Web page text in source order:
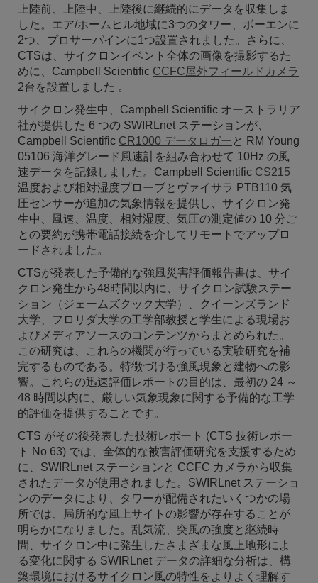
上陸前、上陸中、上陸後に継続的にデータを収集しま
した。エア/ホームヒル地域に3つのタワー、ボーエンに
2つ、プロサーパインに1つ設置されました。さらに、
CTSは、サイクロンイベント全体の画像を撮影するた
めに、Campbell Scientific CCFC屋外フィールドカメラ
2台を設置しました 。
サイクロン発生中、Campbell Scientific オーストラリア
社が提供した 6 つの SWIRLnet ステーションが、
Campbell Scientific CR1000 データロガー と RM Young
05106 海洋グレード風速計を組み合わせて 10Hz の風
速データを記録しました。Campbell Scientific CS215
温度および相対湿度プローブとヴァイサラ PTB110 気
圧センサーが追加の気象情報を提供し、サイクロン発
生中、風速、温度、相対湿度、気圧の測定値の 10 分ご
との要約が携帯電話接続を介してリモートでアップロ
ードされました。
CTSが発表した予備的な強風災害評価報告書は、サイ
クロン発生から48時間以内に、サイクロン試験ステー
ション（ジェームズクック大学）、クイーンズランド
大学、フロリダ大学の工学部教授と学生による現場お
よびメディアソースのコンテンツからまとめられた。
この研究は、これらの機関が行っている実験研究を補
完するものである。 特徴づける強風現象と建物への影
響。これらの迅速評価レポートの目的は、最初の 24 ～
48 時間以内に、厳しい気象現象に関する予備的な工学
的評価を提供することです。
CTS がその後発表した技術レポート (CTS 技術レポー
ト No 63) では、全体的な被害評価研究を支援するため
に、SWIRLnet ステーションと CCFC カメラから収集
されたデータが使用されました。SWIRLnet ステーショ
ンのデータにより、タワーが配備されたいくつかの場
所では、局所的な風上サイトの影響が存在することが
明らかになりました。乱気流、突風の強度と継続時
間、サイクロン中に発生したさまざまな風上地形によ
る変化に関する SWIRLnet データの詳細な分析は、構
築環境におけるサイクロン風の特性をよりよく理解す